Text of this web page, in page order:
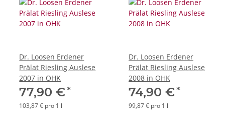
Dr. Loosen Erdener
Prälat Riesling Auslese
2007 in OHK
77,90 €*
103,87 € pro 1 l
Dr. Loosen Erdener
Prälat Riesling Auslese
2008 in OHK
74,90 €*
99,87 € pro 1 l